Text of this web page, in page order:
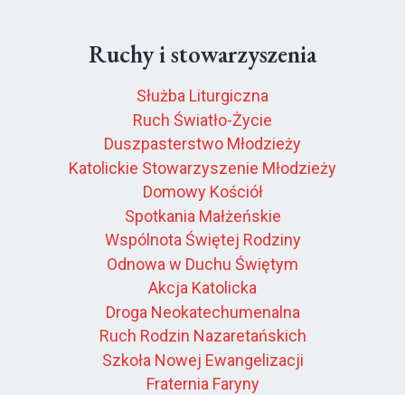
Ruchy i stowarzyszenia
Służba Liturgiczna
Ruch Światło-Życie
Duszpasterstwo Młodzieży
Katolickie Stowarzyszenie Młodzieży
Domowy Kościół
Spotkania Małżeńskie
Wspólnota Świętej Rodziny
Odnowa w Duchu Świętym
Akcja Katolicka
Droga Neokatechumenalna
Ruch Rodzin Nazaretańskich
Szkoła Nowej Ewangelizacji
Fraternia Faryny